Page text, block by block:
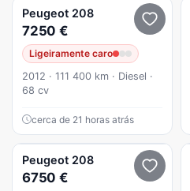
Peugeot 208
7250 €
Ligeiramente caro
2012 · 111 400 km · Diesel ·
68 cv
cerca de 21 horas atrás
Peugeot 208
6750 €